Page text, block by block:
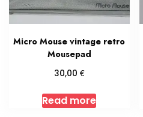
Micro Mouse vintage retro
Mousepad
30,00 €
Read more